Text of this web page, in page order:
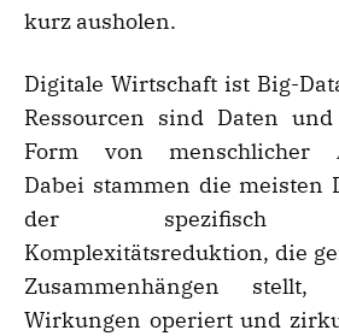
kurz ausholen.
Digitale Wirtschaft ist Big-
Ressourcen sind Daten
Form von menschlicher
Dabei stammen die meisten
der spezifisch
Komplexitätsreduktion, die
Zusammenhängen
Wirkungen operiert und